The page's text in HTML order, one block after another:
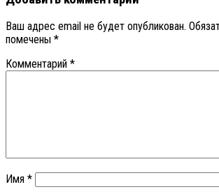
Ваш адрес email не будет опубликован.
помечены *
Комментарий *
Имя *